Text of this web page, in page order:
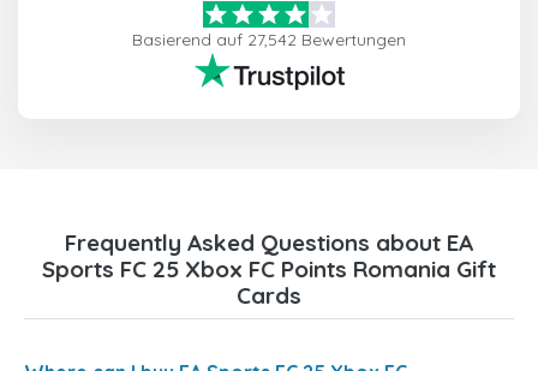
Basierend auf 27,542 Bewertungen
Frequently Asked Questions about EA
Sports FC 25 Xbox FC Points Romania Gift
Cards